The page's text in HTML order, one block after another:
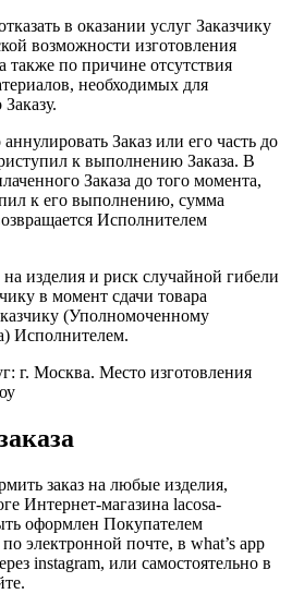
в оказании услуг Заказчику
возможности изготовления
также по причине отсутствия
необходимых для
Заказ или его часть до
к выполнению Заказа. В
Заказа до того момента,
к его выполнению, сумма
Исполнителем
изделия и риск случайной гибели
в момент сдачи товара
(Уполномоченному
Исполнителем.
г. Москва. Место изготовления
заказ на любые изделия,
Интернет-магазина lacosa-
оформлен Покупателем
электронной почте, в what’s app
instagram, или самостоятельно в